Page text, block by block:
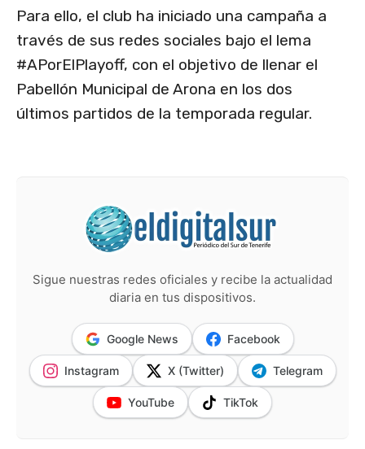
Para ello, el club ha iniciado una campaña a
través de sus redes sociales bajo el lema
#APorElPlayoff, con el objetivo de llenar el
Pabellón Municipal de Arona en los dos
últimos partidos de la temporada regular.
Sigue nuestras redes oficiales y recibe la actualidad
diaria en tus dispositivos.
Google News Facebook
Instagram X (Twitter) Telegram
YouTube TikTok